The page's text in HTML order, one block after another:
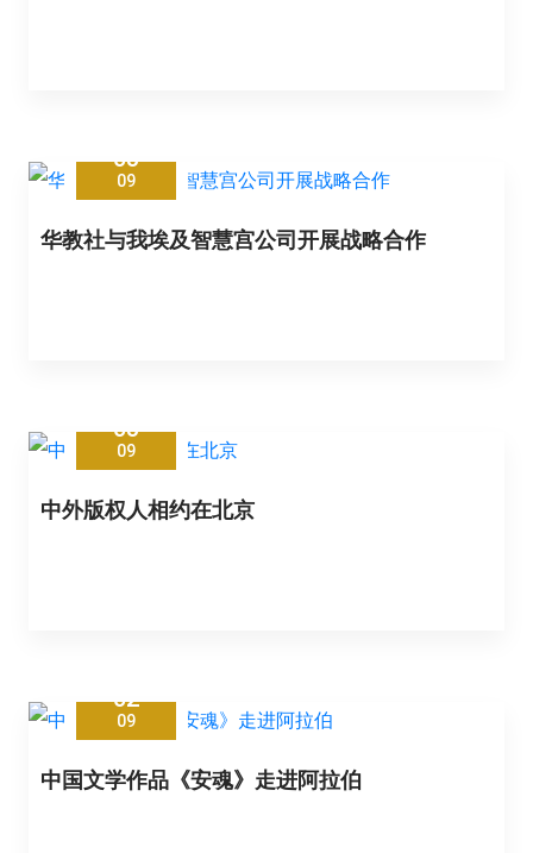
03
09
华教社与我埃及智慧宫公司开展战略合作
03
09
中外版权人相约在北京
02
09
中国文学作品《安魂》走进阿拉伯